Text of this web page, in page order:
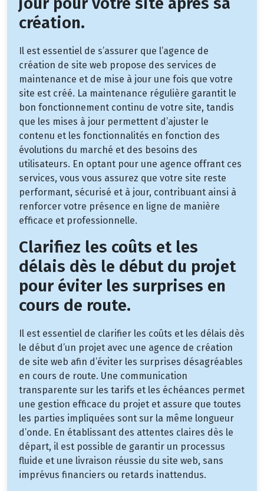
création.
Il est essentiel de s’assurer que l’agence de
création de site web propose des services de
maintenance et de mise à jour une fois que votre
site est créé. La maintenance régulière garantit le
bon fonctionnement continu de votre site, tandis
que les mises à jour permettent d’ajuster le
contenu et les fonctionnalités en fonction des
évolutions du marché et des besoins des
utilisateurs. En optant pour une agence offrant ces
services, vous vous assurez que votre site reste
performant, sécurisé et à jour, contribuant ainsi à
renforcer votre présence en ligne de manière
efficace et professionnelle.
Clarifiez les coûts et les
délais dès le début du projet
pour éviter les surprises en
cours de route.
Il est essentiel de clarifier les coûts et les délais dès
le début d’un projet avec une agence de création
de site web afin d’éviter les surprises désagréables
en cours de route. Une communication
transparente sur les tarifs et les échéances permet
une gestion efficace du projet et assure que toutes
les parties impliquées sont sur la même longueur
d’onde. En établissant des attentes claires dès le
départ, il est possible de garantir un processus
fluide et une livraison réussie du site web, sans
imprévus financiers ou retards inattendus.